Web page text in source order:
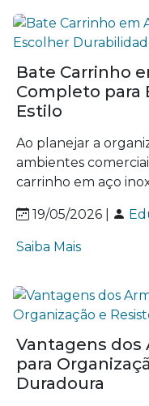
Bate Carrinho
Completo para
Estilo
Ao planejar a
ambientes
carrinho em aço
19/05/2026 |
Saiba Mais
Vantagens dos
para
Duradoura